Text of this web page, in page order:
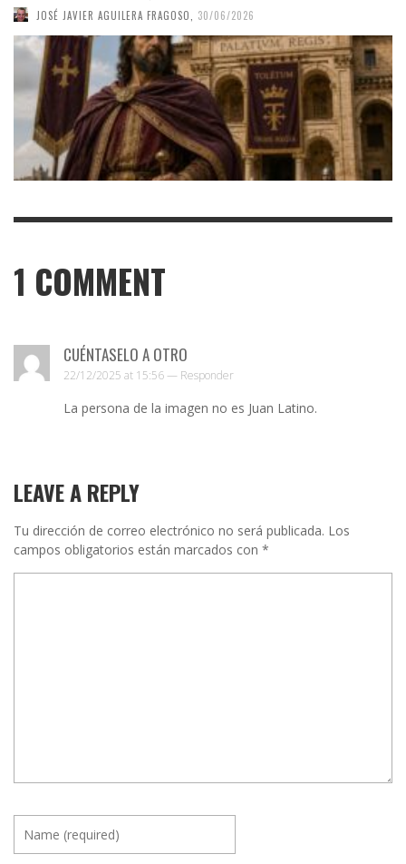
JOSÉ JAVIER AGUILERA FRAGOSO 30/06/2026
1 COMMENT
CUÉNTASELO A OTRO
22/12/2025 at 15:56 — Responder
La persona de la imagen no es Juan Latino.
LEAVE A REPLY
Tu dirección de correo electrónico no será publicada. Los
campos obligatorios están marcados con *